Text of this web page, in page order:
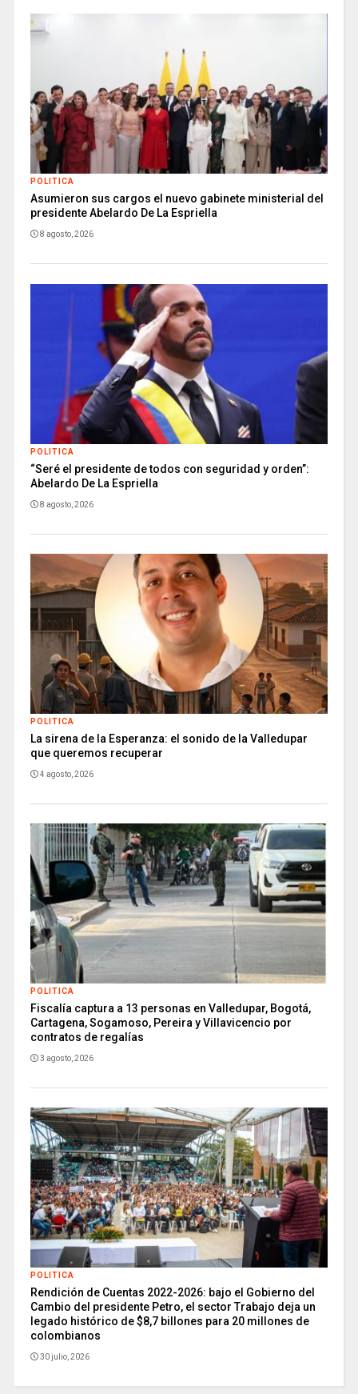
POLITICA
Asumieron sus cargos el nuevo gabinete ministerial del
presidente Abelardo De La Espriella
8 agosto, 2026
POLITICA
“Seré el presidente de todos con seguridad y orden”:
Abelardo De La Espriella
8 agosto, 2026
POLITICA
La sirena de la Esperanza: el sonido de la Valledupar
que queremos recuperar
4 agosto, 2026
POLITICA
Fiscalía captura a 13 personas en Valledupar, Bogotá,
Cartagena, Sogamoso, Pereira y Villavicencio por
contratos de regalías
3 agosto, 2026
POLITICA
Rendición de Cuentas 2022-2026: bajo el Gobierno del
Cambio del presidente Petro, el sector Trabajo deja un
legado histórico de $8,7 billones para 20 millones de
colombianos
30 julio, 2026